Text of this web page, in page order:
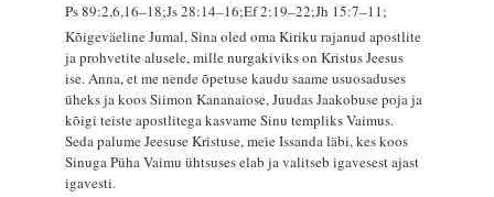
Ps 89:2,6,16–18;Js 28:14–16;Ef 2:19–22;Jh 15:7–11;
Kõigeväeline Jumal, Sina oled oma Kiriku rajanud apostlite
ja prohvetite alusele, mille nurgakiviks on Kristus Jeesus
ise. Anna, et me nende õpetuse kaudu saame usuosaduses
üheks ja koos Siimon Kananaiose, Juudas Jaakobuse poja ja
kõigi teiste apostlitega kasvame Sinu templiks Vaimus.
Seda palume Jeesuse Kristuse, meie Issanda läbi, kes koos
Sinuga Püha Vaimu ühtsuses elab ja valitseb igavesest ajast
igavesti.